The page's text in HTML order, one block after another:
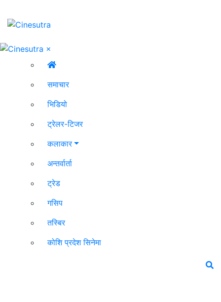
×
समाचार
भिडियो
ट्रेलर-टिजर
कलाकार
अन्तर्वार्ता
ट्रेड
गसिप
तस्बिर
कोशि प्रदेश सिनेमा